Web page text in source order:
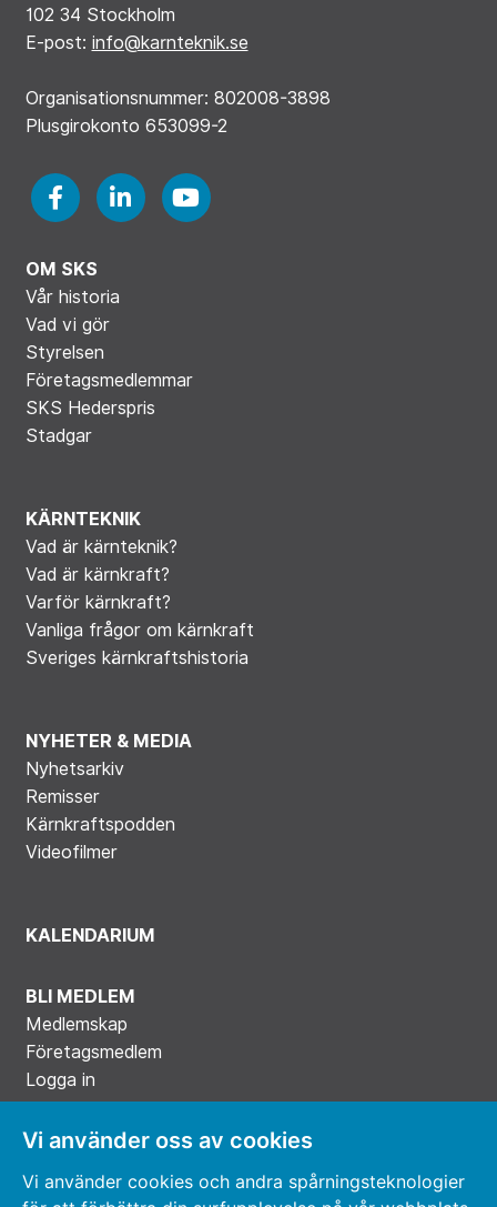
Vi använder oss av cookies
Vi använder cookies och andra spårningsteknologier
102 34 Stockholm
E-post: info@karnteknik.se
Organisationsnummer: 802008-3898
Plusgirokonto 653099-2
OM SKS
Vår historia
Vad vi gör
Styrelsen
Företagsmedlemmar
SKS Hederspris
Stadgar
KÄRNTEKNIK
Vad är kärnteknik?
Vad är kärnkraft?
Varför kärnkraft?
Vanliga frågor om kärnkraft
Sveriges kärnkraftshistoria
NYHETER & MEDIA
Nyhetsarkiv
Remisser
Kärnkraftspodden
Videofilmer
KALENDARIUM
BLI MEDLEM
Medlemskap
Företagsmedlem
Logga in